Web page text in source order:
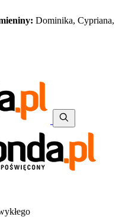
Dominika, Cypriana,